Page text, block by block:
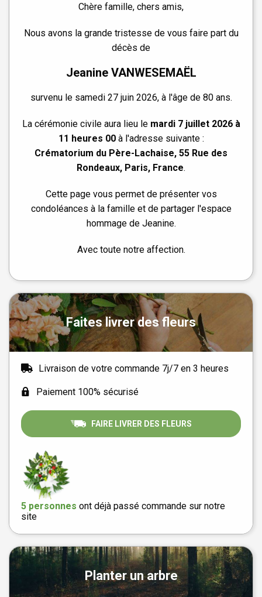
Chère famille, chers amis,
Nous avons la grande tristesse de vous faire part du
décès de
Jeanine VANWESEMAËL
survenu le samedi 27 juin 2026, à l'âge de 80 ans.
La cérémonie civile aura lieu le mardi 7 juillet 2026 à
11 heures 00à l'adresse suivante :
Crématorium du Père-Lachaise, 55 Rue des
Rondeaux, Paris, France.
Cette page vous permet de présenter vos
condoléances à la famille et de partager l'espace
hommage de Jeanine.
Avec toute notre affection.
Faites livrer des fleurs
Livraison de votre commande 7j/7 en 3 heures
Paiement 100% sécurisé
FAIRE LIVRER DES FLEURS
5 personnes ont déjà passé commande sur notre
site
Planter un arbre